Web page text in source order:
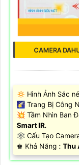
CAMERA
🔅 Hình Ảnh Sắc
🌠 Trang Bị Công
💥 Tầm Nhìn Ban
Smart IR.
🕸️ Cấu Tạo
️♚ Khả Năng : Thu